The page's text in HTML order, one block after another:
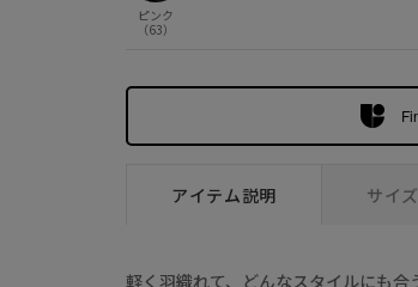
ピンク
（63）
アイテム説明 サイ
軽く羽織れて、どんなスタイルにも合